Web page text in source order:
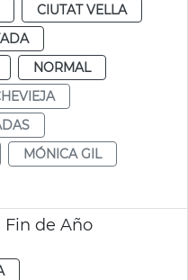
CIUTAT VELLA
NORMAL
MÓNICA GIL
de Año